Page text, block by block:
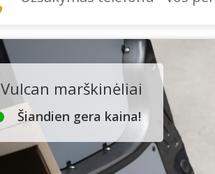
Vulcan marškinėliai
Šiandien gera kaina!